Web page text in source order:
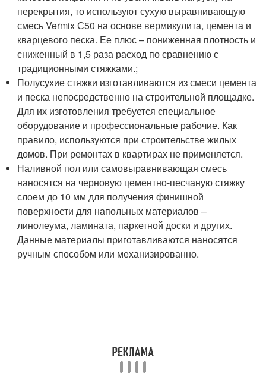
перекрытия, то используют сухую выравнивающую
смесь Vermix С50 на основе вермикулита, цемента и
кварцевого песка. Ее плюс – пониженная плотность и
сниженный в 1,5 раза расход по сравнению с
традиционными стяжками.;
Полусухие стяжки изготавливаются из смеси цемента
и песка непосредственно на строительной площадке.
Для их изготовления требуется специальное
оборудование и профессиональные рабочие. Как
правило, используются при строительстве жилых
домов. При ремонтах в квартирах не применяется.
Наливной пол или самовыравнивающая смесь
наносятся на черновую цементно-песчаную стяжку
слоем до 10 мм для получения финишной
поверхности для напольных материалов –
линолеума, ламината, паркетной доски и других.
Данные материалы приготавливаются наносятся
ручным способом или механизированно.